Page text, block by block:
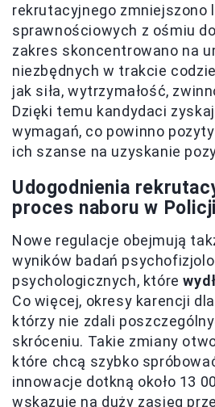
rekrutacyjnego zmniejszono
sprawnościowych z ośmiu
zakres skoncentrowano na
niezbędnych w trakcie
jak siła, wytrzymałość,
Dzięki temu kandydaci
wymagań, co powinno
ich szanse na uzyskanie
Udogodnienia
proces naboru w Policji
Nowe regulacje obejmują
wyników badań
psychologicznych, które
Co więcej, okresy karencji
którzy nie zdali
skróceniu. Takie zmiany
które chcą szybko
innowacje dotkną około 13
wskazuje na duży zasięg